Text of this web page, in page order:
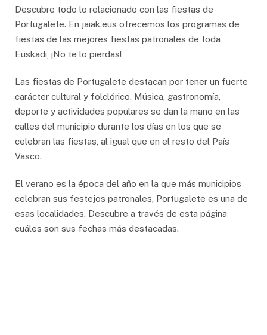
Descubre todo lo relacionado con las fiestas de
Portugalete. En jaiak.eus ofrecemos los programas de
fiestas de las mejores fiestas patronales de toda
Euskadi, ¡No te lo pierdas!
Las fiestas de Portugalete destacan por tener un fuerte
carácter cultural y folclórico. Música, gastronomía,
deporte y actividades populares se dan la mano en las
calles del municipio durante los días en los que se
celebran las fiestas, al igual que en el resto del País
Vasco.
El verano es la época del año en la que más municipios
celebran sus festejos patronales, Portugalete es una de
esas localidades. Descubre a través de esta página
cuáles son sus fechas más destacadas.